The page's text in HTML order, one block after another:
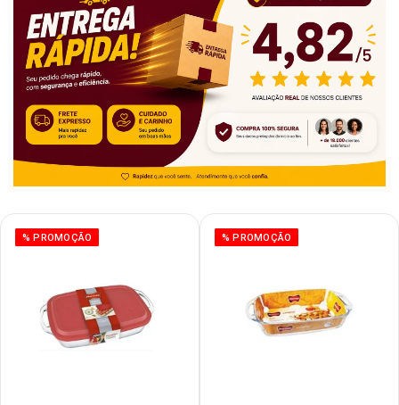
% PROMOÇÃO % PROMOÇÃO